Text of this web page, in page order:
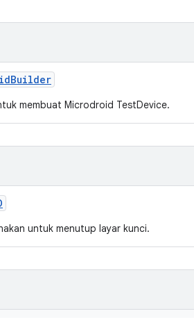
Builder
membuat Microdroid TestDevice.
untuk menutup layar kunci.